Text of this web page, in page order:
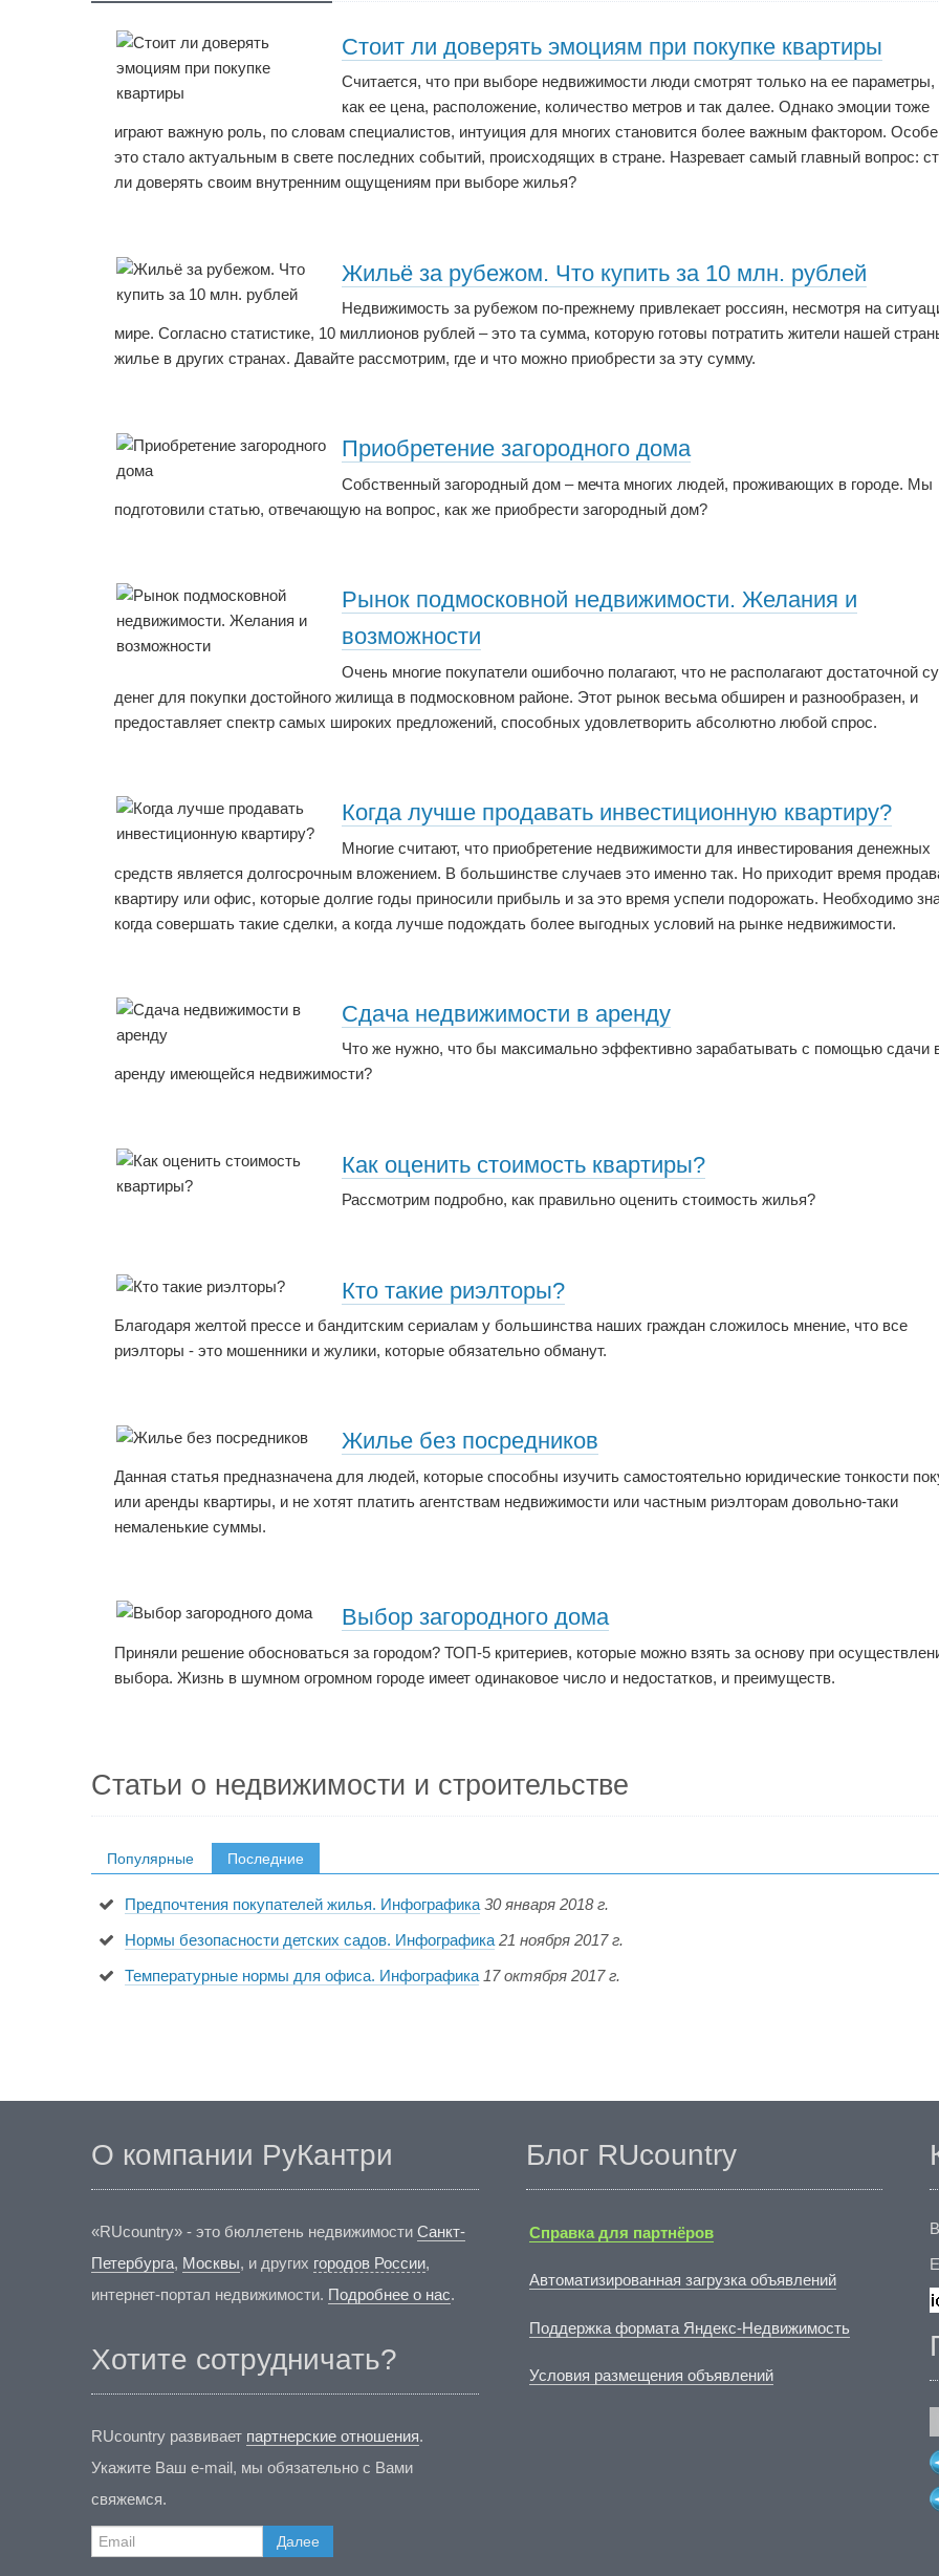
Стоит ли доверять эмоциям при покупке квартиры
Считается, что при выборе недвижимости люди смотрят только на ее параметры,
как ее цена, расположение, количество метров и так далее. Однако эмоции тоже
играют важную роль, по словам специалистов, интуиция для многих становится более важным фактором.
это стало актуальным в свете последних событий, происходящих в стране. Назревает самый главный вопрос:
ли доверять своим внутренним ощущениям при выборе жилья?
Жильё за рубежом. Что купить за 10 млн. рублей
Недвижимость за рубежом по-прежнему привлекает россиян, несмотря на
мире. Согласно статистике, 10 миллионов рублей – это та сумма, которую готовы потратить жители нашей
жилье в других странах. Давайте рассмотрим, где и что можно приобрести за эту сумму.
Приобретение загородного дома
Собственный загородный дом – мечта многих людей, проживающих в городе. Мы
подготовили статью, отвечающую на вопрос, как же приобрести загородный дом?
Рынок подмосковной недвижимости. Желания и
возможности
Очень многие покупатели ошибочно полагают, что не располагают достаточной
денег для покупки достойного жилища в подмосковном районе. Этот рынок весьма обширен и разнообразен, и
предоставляет спектр самых широких предложений, способных удовлетворить абсолютно любой спрос.
Когда лучше продавать инвестиционную квартиру?
Многие считают, что приобретение недвижимости для инвестирования денежных
средств является долгосрочным вложением. В большинстве случаев это именно так. Но приходит время
квартиру или офис, которые долгие годы приносили прибыль и за это время успели подорожать. Необходимо
когда совершать такие сделки, а когда лучше подождать более выгодных условий на рынке недвижимости.
Сдача недвижимости в аренду
Что же нужно, что бы максимально эффективно зарабатывать с помощью сдачи
аренду имеющейся недвижимости?
Как оценить стоимость квартиры?
Рассмотрим подробно, как правильно оценить стоимость жилья?
Кто такие риэлторы?
Благодаря желтой прессе и бандитским сериалам у большинства наших граждан сложилось мнение, что все
риэлторы - это мошенники и жулики, которые обязательно обманут.
Жилье без посредников
Данная статья предназначена для людей, которые способны изучить самостоятельно юридические тонкости
или аренды квартиры, и не хотят платить агентствам недвижимости или частным риэлторам довольно-таки
немаленькие суммы.
Выбор загородного дома
Приняли решение обосноваться за городом? ТОП-5 критериев, которые можно взять за основу при
выбора. Жизнь в шумном огромном городе имеет одинаковое число и недостатков, и преимуществ.
Статьи о недвижимости и строительстве
Популярные Последние
Предпочтения покупателей жилья. Инфографика 30 января 2018 г.
Нормы безопасности детских садов. Инфографика 21 ноября 2017 г.
Температурные нормы для офиса. Инфографика 17 октября 2017 г.
О компании РуКантри
«RUcountry» - это бюллетень недвижимости Санкт-
Петербурга, Москвы, и других городов России,
интернет-портал недвижимости. Подробнее о нас.
Хотите сотрудничать?
RUcountry развивает партнерские отношения.
Укажите Ваш e-mail, мы обязательно с Вами
свяжемся.
Далее
Блог RUcountry
Справка для партнёров
Автоматизированная загрузка объявлений
Поддержка формата Яндекс-Недвижимость
Условия размещения объявлений